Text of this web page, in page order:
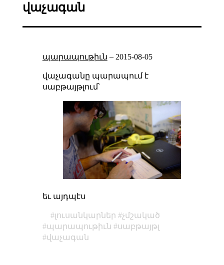
վաչագան
պարապութիւն – 2015-08-05
վաչագանը պարապում է
սաբթայթլում՝
եւ այդպէս
լուսանկարներ
չմշակած
պարապութիւն
սաբթայթլ
վաչագան